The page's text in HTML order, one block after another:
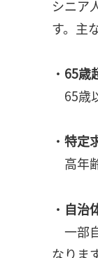
シニア
す。主
・ 65歳
65歳
・ 特定
高年
・ 自治
一部
なります